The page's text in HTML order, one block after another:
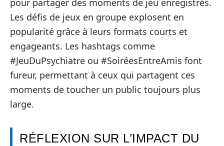
pour partager des moments de jeu enregistrés.
Les défis de jeux en groupe explosent en
popularité grâce à leurs formats courts et
engageants. Les hashtags comme
#JeuDuPsychiatre ou #SoiréesEntreAmis font
fureur, permettant à ceux qui partagent ces
moments de toucher un public toujours plus
large.
RÉFLEXION SUR L’IMPACT DU